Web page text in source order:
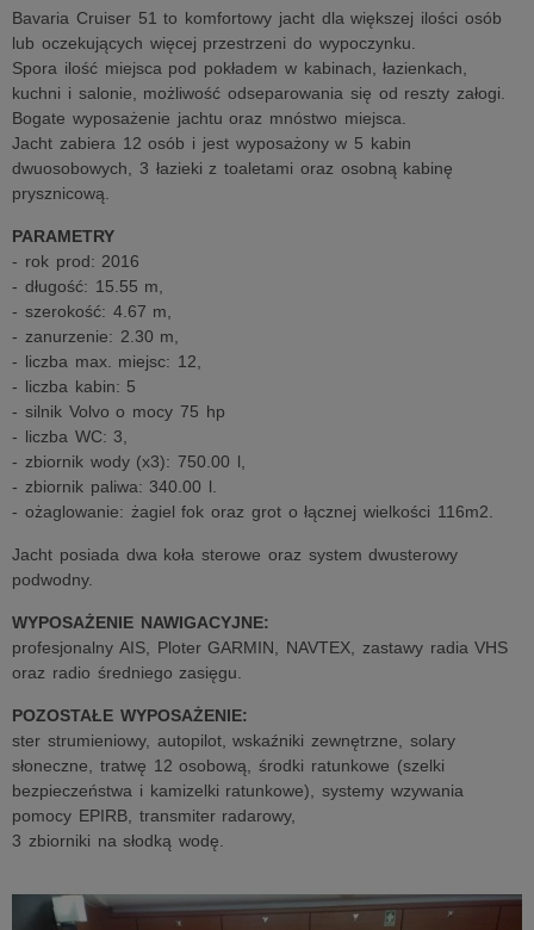
Bavaria Cruiser 51 to komfortowy jacht dla większej ilości osób
lub oczekujących więcej przestrzeni do wypoczynku.
Spora ilość miejsca pod pokładem w kabinach, łazienkach,
kuchni i salonie, możliwość odseparowania się od reszty załogi.
Bogate wyposażenie jachtu oraz mnóstwo miejsca.
Jacht zabiera 12 osób i jest wyposażony w 5 kabin
dwuosobowych, 3 łazieki z toaletami oraz osobną kabinę
prysznicową.
PARAMETRY
- rok prod: 2016
- długość: 15.55 m,
- szerokość: 4.67 m,
- zanurzenie: 2.30 m,
- liczba max. miejsc: 12,
- liczba kabin: 5
- silnik Volvo o mocy 75 hp
- liczba WC: 3,
- zbiornik wody (x3): 750.00 l,
- zbiornik paliwa: 340.00 l.
- ożaglowanie: żagiel fok oraz grot o łącznej wielkości 116m2.
Jacht posiada dwa koła sterowe oraz system dwusterowy
podwodny.
WYPOSAŻENIE NAWIGACYJNE:
profesjonalny AIS, Ploter GARMIN, NAVTEX, zastawy radia VHS
oraz radio średniego zasięgu.
POZOSTAŁE WYPOSAŻENIE:
ster strumieniowy, autopilot, wskaźniki zewnętrzne, solary
słoneczne, tratwę 12 osobową, środki ratunkowe (szelki
bezpieczeństwa i kamizelki ratunkowe), systemy wzywania
pomocy EPIRB, transmiter radarowy,
3 zbiorniki na słodką wodę.